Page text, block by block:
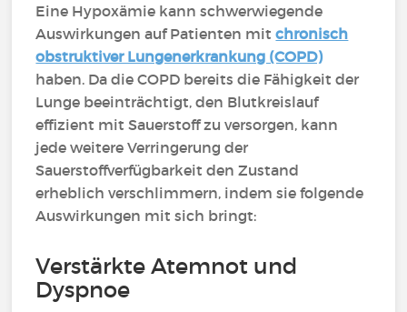
Eine Hypoxämie kann schwerwiegende
Auswirkungen auf Patienten mitchronisch
obstruktiver Lungenerkrankung (COPD)
haben. Da die COPD bereits die Fähigkeit der
Lunge beeinträchtigt, den Blutkreislauf
effizient mit Sauerstoff zu versorgen, kann
jede weitere Verringerung der
Sauerstoffverfügbarkeit den Zustand
erheblich verschlimmern, indem sie folgende
Auswirkungen mit sich bringt:
Verstärkte Atemnot und
Dyspnoe